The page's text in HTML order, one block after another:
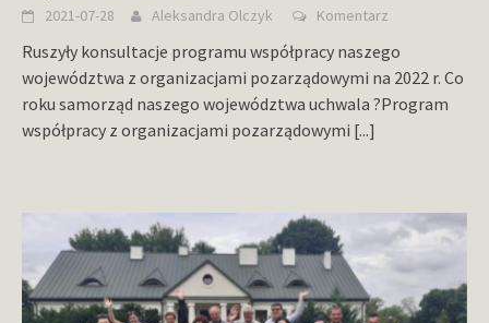
2021-07-28 Aleksandra Olczyk Komentarz
Ruszyły konsultacje programu współpracy naszego
województwa z organizacjami pozarządowymi na 2022 r. Co
roku samorząd naszego województwa uchwala ?Program
współpracy z organizacjami pozarządowymi [...]